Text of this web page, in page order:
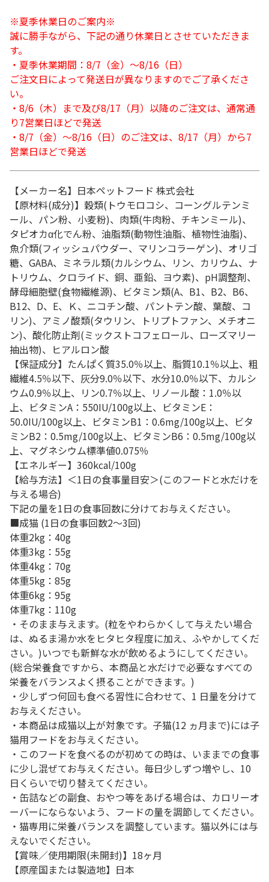
※夏季休業日のご案内※
誠に勝手ながら、下記の通り休業日とさせていただきま
す。
・夏季休業期間：8/7（金）～8/16（日）
ご注文日によって発送日が異なりますのでご了承くださ
い。
・8/6（木）まで及び8/17（月）以降のご注文は、通常通
り7営業日ほどで発送
・8/7（金）～8/16（日）のご注文は、8/17（月）から7
営業日ほどで発送
【メーカー名】日本ペットフード 株式会社
【原材料(成分)】穀類(トウモロコシ、コーングルテンミ
ール、パン粉、小麦粉)、肉類(牛肉粉、チキンミール)、
タピオカα化でん粉、油脂類(動物性油脂、植物性油脂)、
魚介類(フィッシュパウダー、マリンコラーゲン)、オリゴ
糖、GABA、ミネラル類(カルシウム、リン、カリウム、ナ
トリウム、クロライド、銅、亜鉛、ヨウ素)、pH調整剤、
酵母細胞壁(食物繊維源)、ビタミン類(A、B1、B2、B6、
B12、D、E、Ｋ、ニコチン酸、パントテン酸、葉酸、コ
リン)、アミノ酸類(タウリン、トリプトファン、メチオニ
ン)、酸化防止剤(ミックストコフェロール、ローズマリー
抽出物)、ヒアルロン酸
【保証成分】たんぱく質35.0％以上、脂質10.1％以上、粗
繊維4.5％以下、灰分9.0％以下、水分10.0％以下、カルシ
ウム0.9％以上、リン0.7％以上、リノール酸：1.0％以
上、ビタミンA：550IU/100g以上、ビタミンE：
50.0IU/100g以上、ビタミンB1：0.6mg/100g以上、ビタ
ミンB2：0.5mg/100g以上、ビタミンB6：0.5mg/100g以
上、マグネシウム標準値0.075％
【エネルギー】360kcal/100g
【給与方法】＜1日の食事量目安＞(このフードと水だけを
与える場合)
下記の量を1日の食事回数に分けてお与えください。
■成猫 (1日の食事回数2～3回)
体重2kg：40g
体重3kg：55g
体重4kg：70g
体重5kg：85g
体重6kg：95g
体重7kg：110g
・そのまま与えます。(粒をやわらかくして与えたい場合
は、ぬるま湯か水をヒタヒタ程度に加え、ふやかしてくだ
さい。)いつでも新鮮な水が飲めるようにしてください。
(総合栄養食ですから、本商品と水だけで必要なすべての
栄養をバランスよく摂ることができます。)
・少しずつ何回も食べる習性に合わせて、1 日量を分けて
お与えください。
・本商品は成猫以上が対象です。子猫(12 ヵ月まで)には子
猫用フードをお与えください。
・このフードを食べるのが初めての時は、いままでの食事
に少し混ぜてお与えください。毎日少しずつ増やし、10
日くらいで切り替えてください。
・缶詰などの副食、おやつ等をあげる場合は、カロリーオ
ーバーにならないよう、フードの量を調節してください。
・猫専用に栄養バランスを調整しています。猫以外には与
えないでください。
【賞味／使用期限(未開封)】18ヶ月
【原産国または製造地】日本